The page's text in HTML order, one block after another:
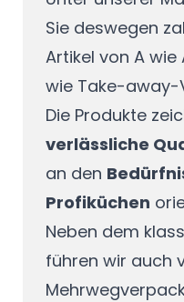
Sie deswegen
Artikel von A wie
wie Take-away-
Die Produkte
verlässliche
an den
Profiküchen
Neben dem
führen wir auch